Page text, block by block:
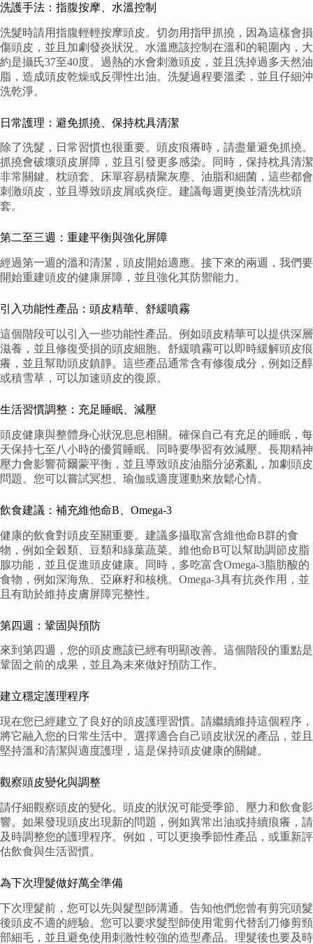
洗護手法：指腹按摩、水溫控制
洗髮時請用指腹輕輕按摩頭皮。切勿用指甲抓撓，因為這樣會損
傷頭皮，並且加劇發炎狀況。水溫應該控制在溫和的範圍內，大
約是攝氏37至40度。過熱的水會刺激頭皮，並且洗掉過多天然油
脂，造成頭皮乾燥或反彈性出油。洗髮過程要溫柔，並且仔細沖
洗乾淨。
日常護理：避免抓撓、保持枕具清潔
除了洗髮，日常習慣也很重要。頭皮痕癢時，請盡量避免抓撓。
抓撓會破壞頭皮屏障，並且引發更多感染。同時，保持枕具清潔
非常關鍵。枕頭套、床單容易積聚灰塵、油脂和細菌，這些都會
刺激頭皮，並且導致頭皮屑或炎症。建議每週更換並清洗枕頭
套。
第二至三週：重建平衡與強化屏障
經過第一週的溫和清潔，頭皮開始適應。接下來的兩週，我們要
開始重建頭皮的健康屏障，並且強化其防禦能力。
引入功能性產品：頭皮精華、舒緩噴霧
這個階段可以引入一些功能性產品。例如頭皮精華可以提供深層
滋養，並且修復受損的頭皮細胞。舒緩噴霧可以即時緩解頭皮痕
癢，並且幫助頭皮鎮靜。這些產品通常含有修復成分，例如泛醇
或積雪草，可以加速頭皮的復原。
生活習慣調整：充足睡眠、減壓
頭皮健康與整體身心狀況息息相關。確保自己有充足的睡眠，每
天保持七至八小時的優質睡眠。同時要學習有效減壓。長期精神
壓力會影響荷爾蒙平衡，並且導致頭皮油脂分泌紊亂，加劇頭皮
問題。您可以嘗試冥想、瑜伽或適度運動來放鬆心情。
飲食建議：補充維他命B、Omega-3
健康的飲食對頭皮至關重要。建議多攝取富含維他命B群的食
物，例如全穀類、豆類和綠葉蔬菜。維他命B可以幫助調節皮脂
腺功能，並且促進頭皮健康。同時，多吃富含Omega-3脂肪酸的
食物，例如深海魚、亞麻籽和核桃。Omega-3具有抗炎作用，並
且有助於維持皮膚屏障完整性。
第四週：鞏固與預防
來到第四週，您的頭皮應該已經有明顯改善。這個階段的重點是
鞏固之前的成果，並且為未來做好預防工作。
建立穩定護理程序
現在您已經建立了良好的頭皮護理習慣。請繼續維持這個程序，
將它融入您的日常生活中。選擇適合自己頭皮狀況的產品，並且
堅持溫和清潔與適度護理，這是保持頭皮健康的關鍵。
觀察頭皮變化與調整
請仔細觀察頭皮的變化。頭皮的狀況可能受季節、壓力和飲食影
響。如果發現頭皮出現新的問題，例如異常出油或持續痕癢，請
及時調整您的護理程序。例如，可以更換季節性產品，或重新評
估飲食與生活習慣。
為下次理髮做好萬全準備
下次理髮前，您可以先與髮型師溝通。告知他們您曾有剪完頭髮
後頭皮不適的經驗。您可以要求髮型師使用電剪代替刮刀修剪頸
部細毛，並且避免使用刺激性較強的造型產品。理髮後也要及時